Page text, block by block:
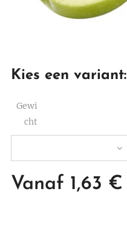
Kies een variant:
Gewi
cht
Vanaf 1,63 €